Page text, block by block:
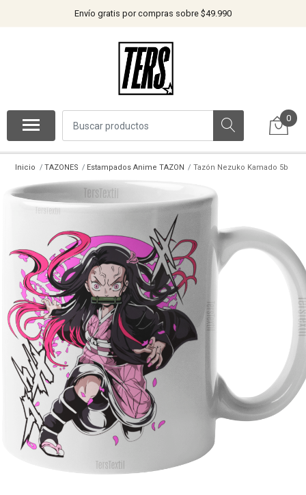
Envío gratis por compras sobre $49.990
0
Inicio TAZONES Estampados Anime TAZON Tazón Nezuko Kamado 5b